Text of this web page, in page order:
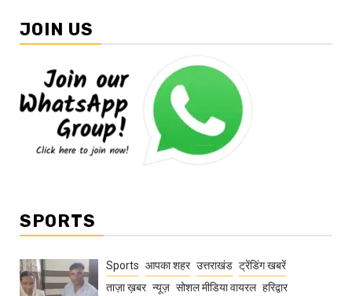
JOIN US
SPORTS
Sports आपका शहर उत्तराखंड ट्रेंडिंग खबरें
ताज़ा ख़बर न्यूज़ सोशल मीडिया वायरल हरिद्वार